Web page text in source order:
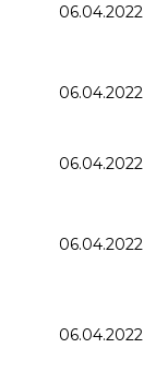
06.04.2022
06.04.2022
06.04.2022
06.04.2022
06.04.2022